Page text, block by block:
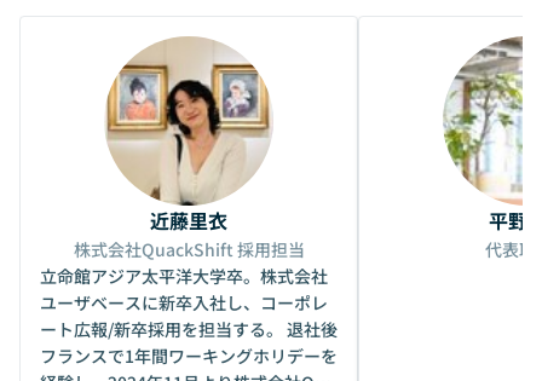
近藤里衣
株式会社QuackShift 採用担当
立命館アジア太平洋大学卒。株式会社
ユーザベースに新卒入社し、コーポレ
ート広報/新卒採用を担当する。 退社後
フランスで1年間ワーキングホリデーを
平野
代表取